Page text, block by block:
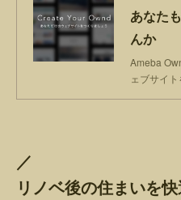
あなた
んか
Ameba
ェブサイ
／
リノベ後の住まいを